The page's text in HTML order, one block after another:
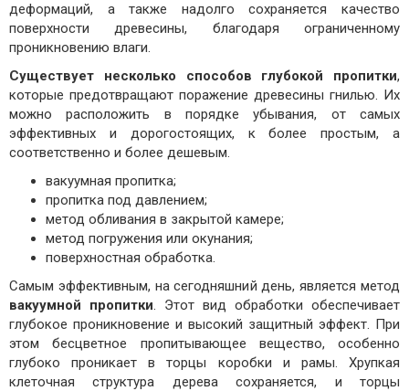
деформаций, а также надолго сохраняется качество
поверхности древесины, благодаря ограниченному
проникновению влаги.
Существует несколько способов глубокой пропитки,
которые предотвращают поражение древесины гнилью. Их
можно расположить в порядке убывания, от самых
эффективных и дорогостоящих, к более простым, а
соответственно и более дешевым.
вакуумная пропитка;
пропитка под давлением;
метод обливания в закрытой камере;
метод погружения или окунания;
поверхностная обработка.
Самым эффективным, на сегодняшний день, является метод
вакуумной пропитки. Этот вид обработки обеспечивает
глубокое проникновение и высокий защитный эффект. При
этом бесцветное пропитывающее вещество, особенно
глубоко проникает в торцы коробки и рамы. Хрупкая
клеточная структура дерева сохраняется, и торцы